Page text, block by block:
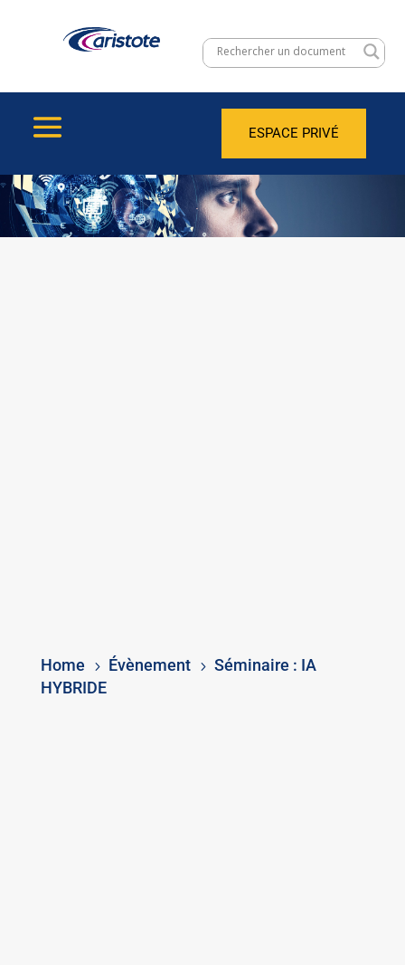
ESPACE PRIVÉ
Home 5 Évènement 5 Séminaire : IA
HYBRIDE